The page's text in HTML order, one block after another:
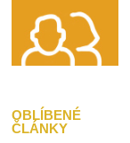
OBLÍBENÉ
ČLÁNKY